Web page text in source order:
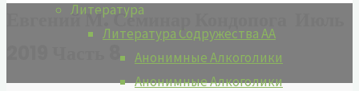
Литература
Литература Содружества АА
Анонимные Алкоголики
Анонимные Алкоголики
Евгений М. Семинар Кондопога Июль
2019 Часть 8